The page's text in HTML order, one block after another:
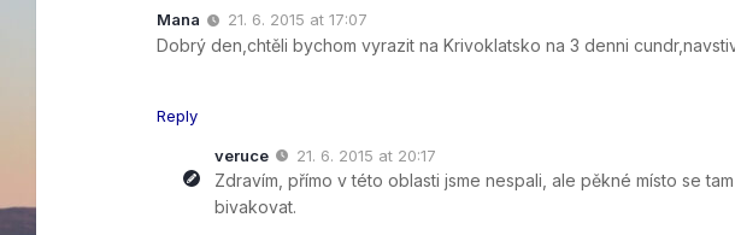
Mana 21. 6. 2015 at 17:07
Dobrý den,chtěli bychom vyrazit na Krivoklatsko na 3 denni
Reply
veruce 21. 6. 2015 at 20:17
Zdravím, přímo v této oblasti jsme nespali, ale pěkné místo se
bivakovat.